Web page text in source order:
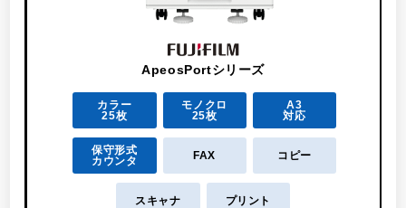
ApeosPortシリーズ
カラー
25枚
モノクロ
25枚
A3
対応
保守形式
カウンタ
FAX コピー
スキャナ プリント